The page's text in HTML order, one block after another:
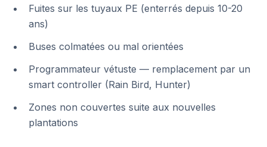
Fuites sur les tuyaux PE (enterrés depuis 10-20
ans)
Buses colmatées ou mal orientées
Programmateur vétuste — remplacement par un
smart controller (Rain Bird, Hunter)
Zones non couvertes suite aux nouvelles
plantations